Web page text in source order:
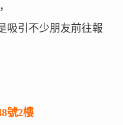
吸引不少朋友前往報
號2樓